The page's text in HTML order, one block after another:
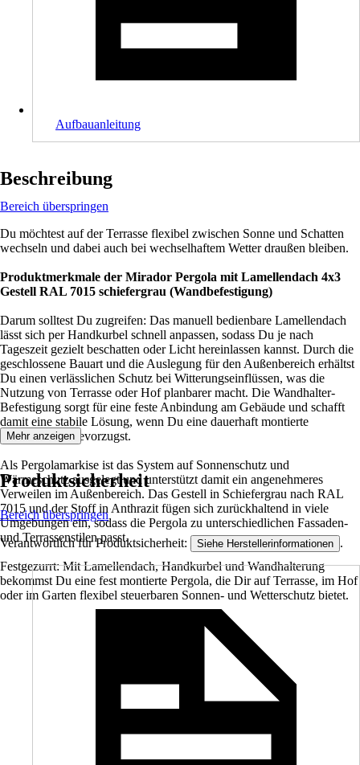
Aufbauanleitung
Beschreibung
Bereich überspringen
Du möchtest auf der Terrasse flexibel zwischen Sonne und Schatten
wechseln und dabei auch bei wechselhaftem Wetter draußen bleiben.
Produktmerkmale der Mirador Pergola mit Lamellendach 4x3
Gestell RAL 7015 schiefergrau (Wandbefestigung)
Darum solltest Du zugreifen: Das manuell bedienbare Lamellendach
lässt sich per Handkurbel schnell anpassen, sodass Du je nach
Tageszeit gezielt beschatten oder Licht hereinlassen kannst. Durch die
geschlossene Bauart und die Auslegung für den Außenbereich erhältst
Du einen verlässlichen Schutz bei Witterungseinflüssen, was die
Nutzung von Terrasse oder Hof planbarer macht. Die Wandhalter-
Befestigung sorgt für eine feste Anbindung am Gebäude und schafft
damit eine stabile Lösung, wenn Du eine dauerhaft montierte
Überdachung bevorzugst.
Als Pergolamarkise ist das System auf Sonnenschutz und
Wärmeschutz ausgelegt und unterstützt damit ein angenehmeres
Verweilen im Außenbereich. Das Gestell in Schiefergrau nach RAL
7015 und der Stoff in Anthrazit fügen sich zurückhaltend in viele
Umgebungen ein, sodass die Pergola zu unterschiedlichen Fassaden-
und Terrassenstilen passt.
Festgezurrt: Mit Lamellendach, Handkurbel und Wandhalterung
bekommst Du eine fest montierte Pergola, die Dir auf Terrasse, im Hof
oder im Garten flexibel steuerbaren Sonnen- und Wetterschutz bietet.
Mehr anzeigen
Produktsicherheit
Bereich überspringen
Verantwortlich für Produktsicherheit: Siehe Herstellerinformationen .